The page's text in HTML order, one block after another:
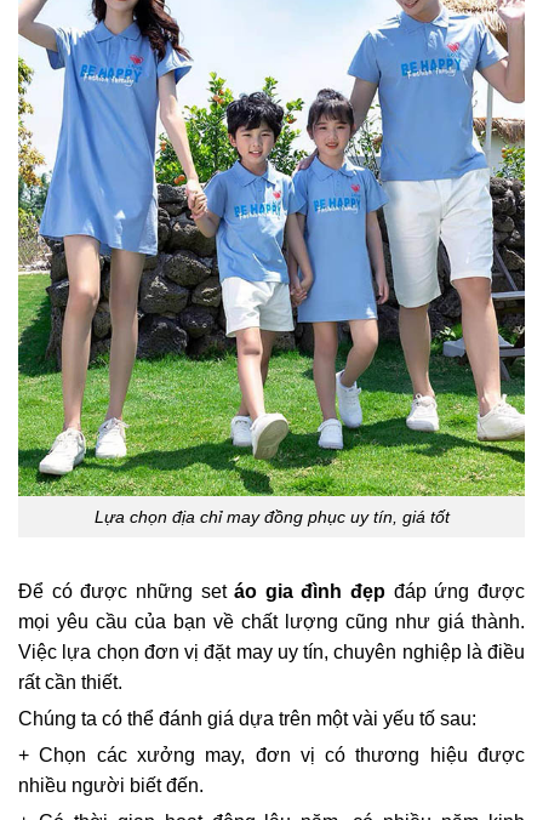
Lựa chọn địa chỉ may đồng phục uy tín, giá tốt
Để có được những setáo gia đình đẹp đáp ứng được
mọi yêu cầu của bạn về chất lượng cũng như giá thành.
Việc lựa chọn đơn vị đặt may uy tín, chuyên nghiệp là điều
rất cần thiết.
Chúng ta có thể đánh giá dựa trên một vài yếu tố sau:
+ Chọn các xưởng may, đơn vị có thương hiệu được
nhiều người biết đến.